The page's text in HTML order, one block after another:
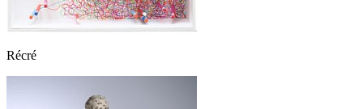
Récré